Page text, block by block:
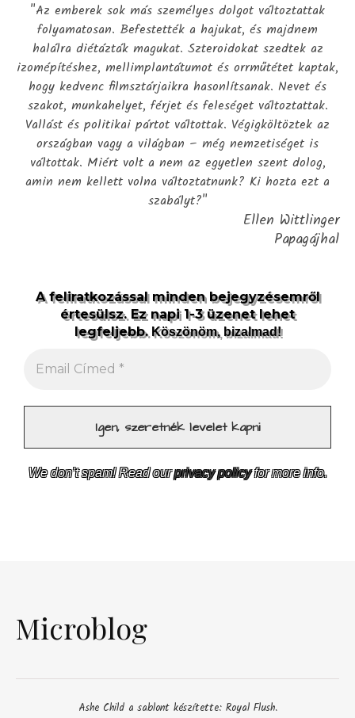
"Az emberek sok más személyes dolgot változtattak
folyamatosan. Befestették a hajukat, és majdnem
halálra diétázták magukat. Szteroidokat szedtek az
izomépítéshez, mellimplantátumot és orrműtétet kaptak,
hogy kedvenc filmsztárjaikra hasonlítsanak. Nevet és
szakot, munkahelyet, férjet és feleséget változtattak.
Vallást és politikai pártot váltottak. Végigköltöztek az
országban vagy a világban – még nemzetiséget is
váltottak. Miért volt a nem az egyetlen szent dolog,
amin nem kellett volna változtatnunk? Ki hozta ezt a
szabályt?"
Ellen Wittlinger
Papagájhal
A feliratkozással minden bejegyzésemről
értesülsz. Ez napi 1-3 üzenet lehet
legfeljebb.Köszönöm, bizalmad!
We don’t spam! Read ourprivacy policyfor more info.
Microblog
Ashe Child a sablont készítette: Royal Flush.